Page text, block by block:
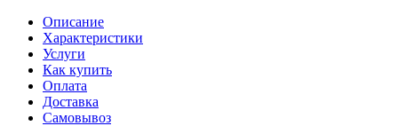
Описание
Характеристики
Услуги
Как купить
Оплата
Доставка
Самовывоз